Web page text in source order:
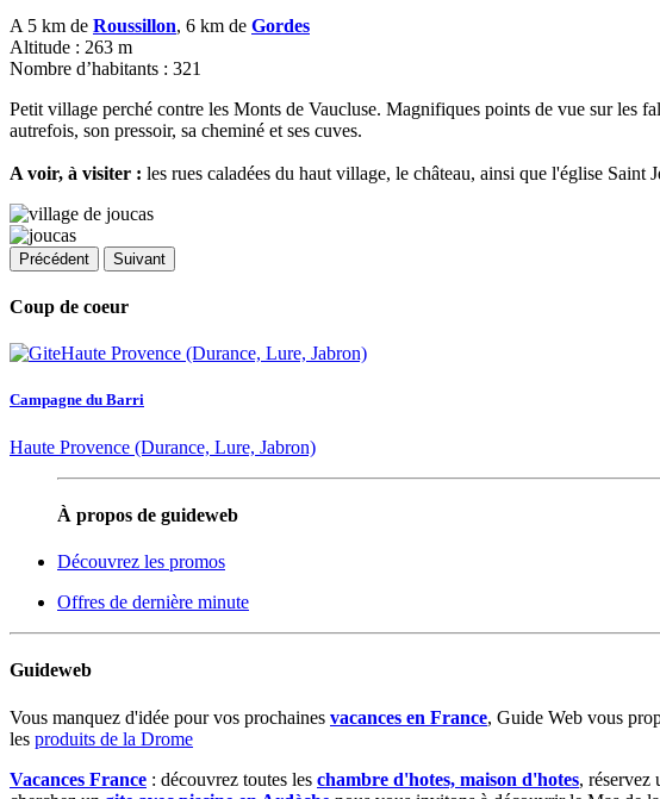
A 5 km de Roussillon, 6 km de Gordes
Altitude : 263 m
Nombre d’habitants : 321
Petit village perché contre les Monts de Vaucluse. Magnifiques points de vue sur les
autrefois, son pressoir, sa cheminé et ses cuves.
A voir, à visiter : les rues caladées du haut village, le château, ainsi que l'église Saint
Précédent Suivant
Coup de coeur
Campagne du Barri
Haute Provence (Durance, Lure, Jabron)
À propos de guideweb
Découvrez les promos
Offres de dernière minute
Guideweb
Vous manquez d'idée pour vos prochaines vacances en France, Guide Web vous
les produits de la Drome
Vacances France : découvrez toutes les chambre d'hotes, maison d'hotes, réservez